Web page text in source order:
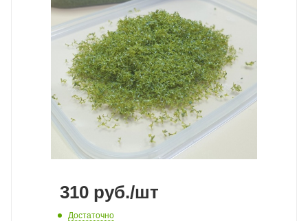
310 руб./шт
Достаточно